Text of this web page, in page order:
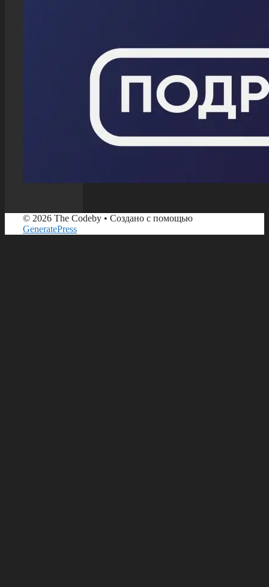
© 2026 The Codeby • Создано с помощью
GeneratePress